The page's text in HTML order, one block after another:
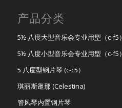
产品分类
5½ 八度大型音乐会专业用型（c-f5）
5½ 八度小型音乐会专业用型（c-f5）
5 八度型钢片琴 (c-c5）
琪丽斯逖那 (Celestina)
管风琴内置钢片琴